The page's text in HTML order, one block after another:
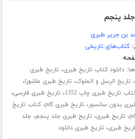
پنجم
بن جریر طبری
کتاب‌های تاریخی
دانلود کتاب تاریخ طبری، تاریخ طبری
، تاریخ الرسل و الملوک، تاریخ طبری عاشورا،
تاریخ طبری چاپ 1352 ، تاریخ طبری فارسی،
بدون سانسور، تاریخ طبری pdf ،کتاب تاریخ
، تاریخ طبری، تاریخ طبری جلد پنجم، جلد
طبری، تاریخ طبری دانلود